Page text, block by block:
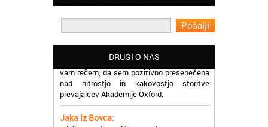
DRUGI O NAS
Martina iz Bleda:
Potrebovala sem prevajanje iz
vam rečem, da sem pozitivno presenečena
nad hitrostjo in kakovostjo storitve
prevajalcev Akademije Oxford.
Jaka iz Bovca:
Mislim, da je odlično, ker lahko na enem
mestu najdem prevajalske storitve za